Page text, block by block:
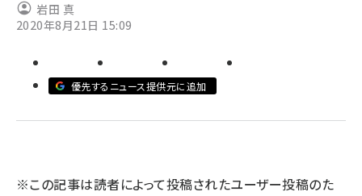
セミナー (2303)
meo (1275)
岩田 真
2020年8月21日 15:09
優先するニュース提供元に追加
※この記事は読者によって投稿されたユーザー投稿のた